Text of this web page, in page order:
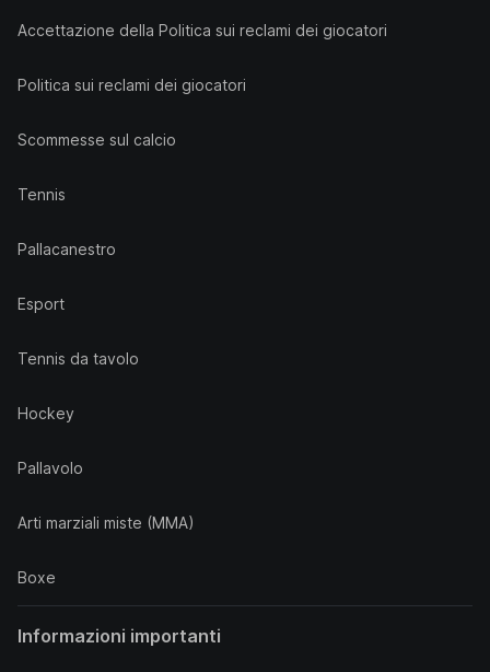
Accettazione della Politica sui reclami dei giocatori
Politica sui reclami dei giocatori
Scommesse sul calcio
Tennis
Pallacanestro
Esport
Tennis da tavolo
Hockey
Pallavolo
Arti marziali miste (MMA)
Boxe
Informazioni importanti